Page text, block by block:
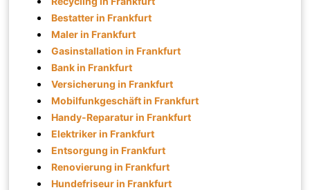
Bestatter in Frankfurt
Maler in Frankfurt
Gasinstallation in Frankfurt
Bank in Frankfurt
Versicherung in Frankfurt
Mobilfunkgeschäft in Frankfurt
Handy-Reparatur in Frankfurt
Elektriker in Frankfurt
Entsorgung in Frankfurt
Renovierung in Frankfurt
Hundefriseur in Frankfurt